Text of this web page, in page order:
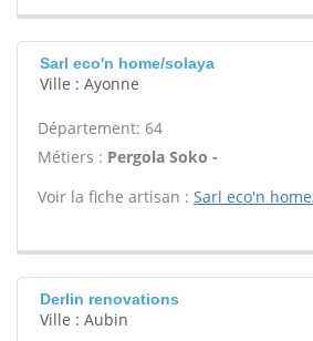
Sarl eco'n home/solaya
Ville : Ayonne
Département: 64
Métiers : Pergola Soko -
Voir la fiche artisan : Sarl eco'n
Derlin renovations
Ville : Aubin